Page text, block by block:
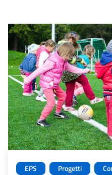
EPS Progetti